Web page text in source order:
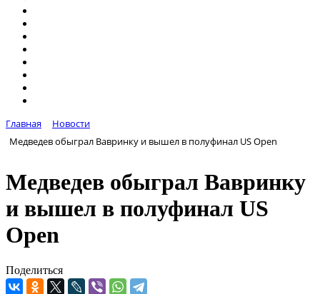
Главная
Новости
Медведев обыграл Вавринку и вышел в полуфинал US Open
Медведев обыграл Вавринку
и вышел в полуфинал US
Open
Поделиться